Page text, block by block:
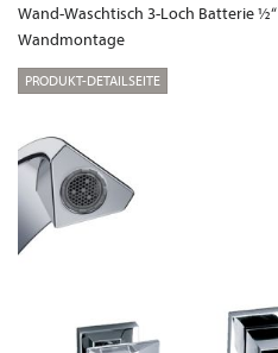
Wand-Waschtisch 3-Loch Batterie ½“
Wandmontage
PRODUKT-DETAILSEITE